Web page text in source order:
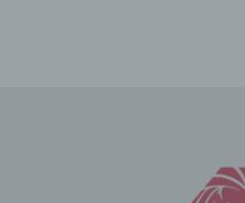
besuchten Internetseiten
Browser der betroffenen